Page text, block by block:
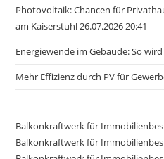
Photovoltaik: Chancen für
am Kaiserstuhl 26.07.2026 20:41
Energiewende im Gebäude: So
Mehr Effizienz durch PV für
Balkonkraftwerk für
Balkonkraftwerk für